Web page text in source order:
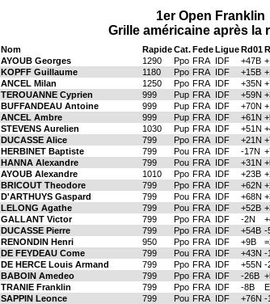
1er Open Franklin
Grille américaine après la
Nom RapideCat.FedeLigueRd01
AYOUB Georges 1290 Ppo FRA IDF +47B
KOPFF Guillaume 1180 Ppo FRA IDF +15B
ANCEL Milan 1250 Ppo FRA IDF +35N
TEROUANNE Cyprien 999 Pup FRA IDF +59N
BUFFANDEAU Antoine 999 Pup FRA IDF +70N
ANCEL Ambre 999 Pup FRA IDF +61N
STEVENS Aurelien 1030 Pup FRA IDF +51N
DUCASSE Alice 799 Ppo FRA IDF +21N
HERBINET Baptiste 799 Pou FRA IDF -17N
HANNA Alexandre 799 Pou FRA IDF +31N
AYOUB Alexandre 1010 Ppo FRA IDF +23B
BRICOUT Theodore 799 Ppo FRA IDF +62N
D'ARTHUYS Gaspard 799 Pou FRA IDF +68N
LELONG Agathe 799 Pou FRA IDF +52B
GALLANT Victor 799 Ppo FRA IDF -2N
DUCASSE Pierre 799 Ppo FRA IDF +54B -
RENONDIN Henri 950 Ppo FRA IDF +9B
DE FEYDEAU Come 799 Pou FRA IDF +43N -
DE HERCE Louis Armand 799 Ppo FRA IDF +55N -
BABOIN Amedeo 799 Ppo FRA IDF -26B
TRANIE Franklin 799 Ppo FRA IDF -8B
SAPPIN Leonce 799 Pou FRA IDF +76N -